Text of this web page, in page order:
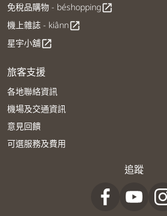
免稅品購物 - béshoppingopen_in_new
機上雜誌 - kiânnopen_in_new
星宇小舖open_in_new
旅客支援
各地聯絡資訊
機場及交通資訊
意見回饋
可選服務及費用
追蹤